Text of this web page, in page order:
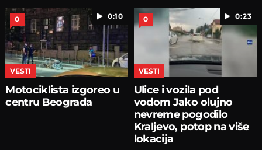
0:10
0
VESTI
Motociklista izgoreo u
centru Beograda
0:23
0
VESTI
Ulice i vozila pod
vodom Jako olujno
nevreme pogodilo
Kraljevo, potop na više
lokacija